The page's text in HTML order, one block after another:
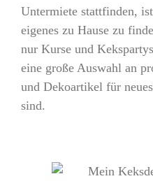
Untermiete stattfinden,
eigenes zu Hause zu
nur Kurse und
eine große Auswahl an
und Dekoartikel für
sind.